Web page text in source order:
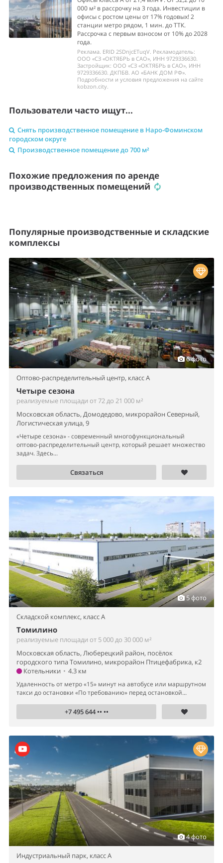
000 м² в рассрочку на 3 года. Инвестиции в
офисы с ростом цены от 17% годовых! 2
станции метро рядом, 1 мин. до ТТК.
Рассрочка с первым взносом от 10% до 2028
года.
Реклама. ERID 2SDnjcETuqV. Рекламодатель:
ООО «СЗ «ОКТЯБРЬ в САО», ИНН 9729336630.
Застройщик: ООО «СЗ «ОКТЯБРЬ в САО», ИНН
9729336630. ДКПБВ. АО «БАНК ДОМ РФ».
Подробности и условия предложения на сайте
kobzon.city.
Пользователи часто ищут...
Снять производственное помещение в Наро-Фоминском
городском округе
Производственное помещение до 700 м²
Похожие предложения по аренде
производственных помещений
Популярные производственные и складские
комплексы
6 фото
Оптово-распределительный центр, класс A
Четыре сезона
реализуемые площади от 72 до 21 000 м²
Московская область, Домодедово, микрорайон Северный,
Логистическая улица, 9
«Четыре сезона» - современный многофункциональный
оптово-распределительный центр, который решает множество
задач. Здесь...
Связаться
5 фото
Складской комплекс, класс A
Томилино
реализуемые площади от 5 000 до 30 000 м²
Московская область, Люберецкий район, посёлок
городского типа Томилино, микрорайон Птицефабрика, к2
Котельники • 4.3 км
Удаленность от метро «15» минут на автобусе или маршрутном
такси до остановки «По требованию» перед остановкой...
+7 495 644 •• ••
4 фото
Индустриальный парк, класс A